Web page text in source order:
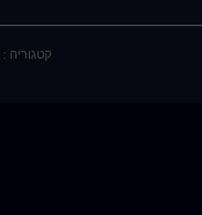
קטגוריה :